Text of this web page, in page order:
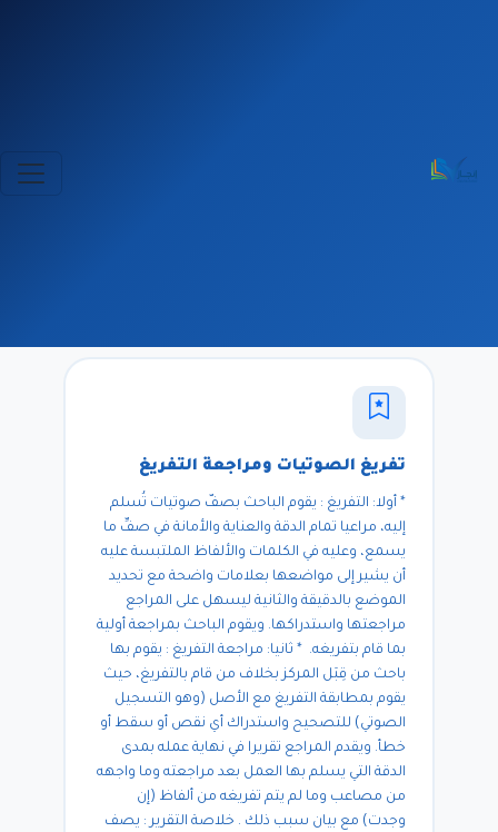
تفريغ الصوتيات ومراجعة التفريغ
* أولا: التفريغ : يقوم الباحث بصفّ صوتيات تُسلم
إليه، مراعيا تمام الدقة والعناية والأمانة في صفِّ ما
يسمع، وعليه في الكلمات والألفاظ الملتبسة عليه
أن يشير إلى مواضعها بعلامات واضحة مع تحديد
الموضع بالدقيقة والثانية ليسهل على المراجع
مراجعتها واستدراكها. ويقوم الباحث بمراجعة أولية
بما قام بتفريغه. * ثانيا: مراجعة التفريغ : يقوم بها
باحث من قِبَل المركز بخلاف من قام بالتفريغ، حيث
يقوم بمطابقة التفريغ مع الأصل (وهو التسجيل
الصوتي) للتصحيح واستدراك أي نقص أو سقط أو
خطأ. ويقدم المراجع تقريرا في نهاية عمله بمدى
الدقة التي يسلم بها العمل بعد مراجعته وما واجهه
من مصاعب وما لم يتم تفريغه من ألفاظ (إن
وجدت) مع بيان سبب ذلك . خلاصة التقرير : يصف